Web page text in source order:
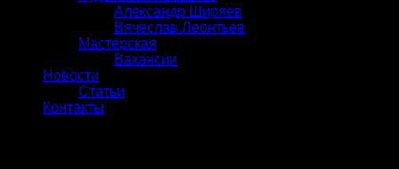
Александр Ширяев
Вячеслав Леонтьев
Мастерская
Вакансии
Новости
Статьи
Контакты